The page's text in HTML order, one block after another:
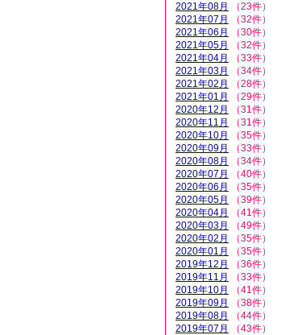
2021年08月
（23件）
2021年07月
（32件）
2021年06月
（30件）
2021年05月
（32件）
2021年04月
（33件）
2021年03月
（34件）
2021年02月
（28件）
2021年01月
（29件）
2020年12月
（31件）
2020年11月
（31件）
2020年10月
（35件）
2020年09月
（33件）
2020年08月
（34件）
2020年07月
（40件）
2020年06月
（35件）
2020年05月
（39件）
2020年04月
（41件）
2020年03月
（49件）
2020年02月
（35件）
2020年01月
（35件）
2019年12月
（36件）
2019年11月
（33件）
2019年10月
（41件）
2019年09月
（38件）
2019年08月
（44件）
2019年07月
（43件）